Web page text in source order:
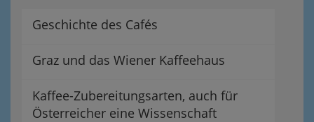
Geschichte des Cafés
Graz und das Wiener Kaffeehaus
Kaffee-Zubereitungsarten, auch für
Österreicher eine Wissenschaft